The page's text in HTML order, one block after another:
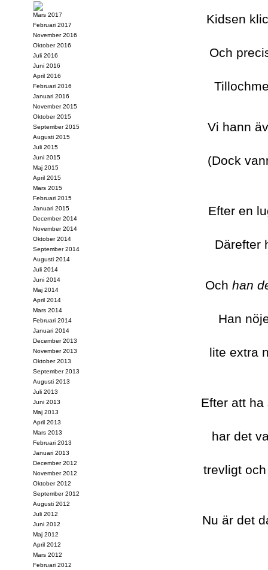
Kidsen
Och
Vi hann
(Dock
Efter en
Därefter
Och han
Han
lite extra
Efter att
har det
trevligt
Nu är det
Mars 2017
Februari 2017
November 2016
Oktober 2016
Juli 2016
Juni 2016
April 2016
Februari 2016
Januari 2016
November 2015
Oktober 2015
September 2015
Augusti 2015
Juli 2015
Juni 2015
Maj 2015
April 2015
Mars 2015
Februari 2015
Januari 2015
December 2014
November 2014
Oktober 2014
September 2014
Augusti 2014
Juli 2014
Juni 2014
Maj 2014
April 2014
Mars 2014
Februari 2014
Januari 2014
December 2013
November 2013
Oktober 2013
September 2013
Augusti 2013
Juli 2013
Juni 2013
Maj 2013
April 2013
Mars 2013
Februari 2013
Januari 2013
December 2012
November 2012
Oktober 2012
September 2012
Augusti 2012
Juli 2012
Juni 2012
Maj 2012
April 2012
Mars 2012
Februari 2012